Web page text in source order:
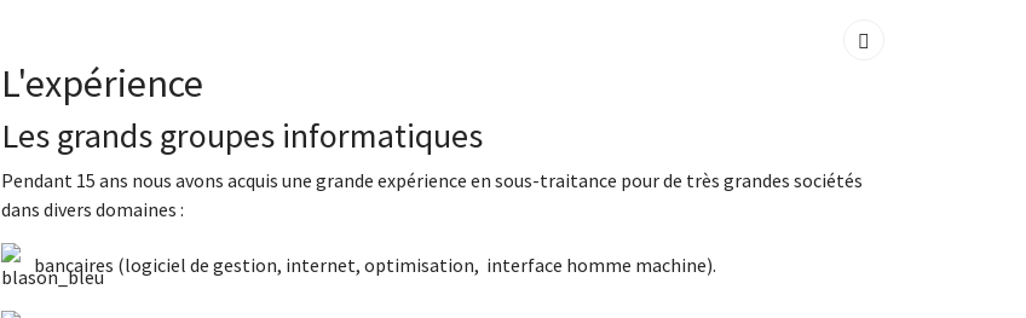
L'expérience
Les grands groupes informatiques
Pendant 15 ans nous avons acquis une grande expérience en sous-traitance pour de très grandes sociétés
dans divers domaines :
bancaires (logiciel de gestion, internet, optimisation, interface homme machine).